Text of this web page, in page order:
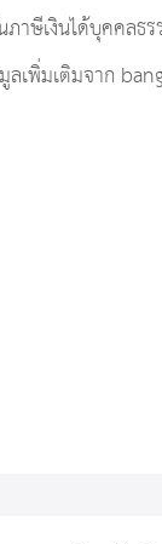
ภาษีเงินได้บุคคล
เพิ่มเติมจาก